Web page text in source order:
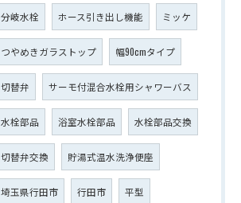
分岐水栓 ホース引き出し機能 ミッケ
つやめきガラストップ 幅90cmタイプ
切替弁 サーモ付混合水栓用シャワーバス
水栓部品 浴室水栓部品 水栓部品交換
切替弁交換 貯湯式温水洗浄便座
埼玉県行田市 行田市 平型